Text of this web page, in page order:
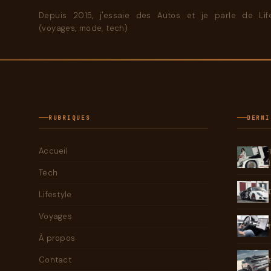
Depuis 2015, j'essaie des Autos et je parle de
(voyages, mode, tech)
RUBRIQUES
Accueil
Tech
Lifestyle
Voyages
À propos
Contact